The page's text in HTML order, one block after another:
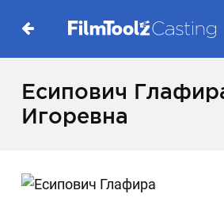
Есипович
Игоревна